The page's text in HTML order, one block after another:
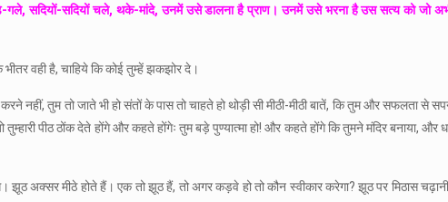
सदियों-सदियों चले, थके-मांदे, उनमें उसे डालना है प्राण। उनमें उसे भरना है उस सत्य को जो
वही है, चाहिये कि कोई तुम्हें झकझोर दे।
नहीं, तुम तो जाते भी हो संतों के पास तो चाहते हो थोड़ी सी मीठी-मीठी बातें, कि तुम और सफलता से
पीठ ठोंक देते होंगे और कहते होंगेः तुम बड़े पुण्यात्मा हो! और कहते होंगे कि तुमने मंदिर बनाया,
झूठ अक्सर मीठे होते हैं। एक तो झूठ हैं, तो अगर कड़वे हो तो कौन स्वीकार करेगा? झूठ पर मिठास